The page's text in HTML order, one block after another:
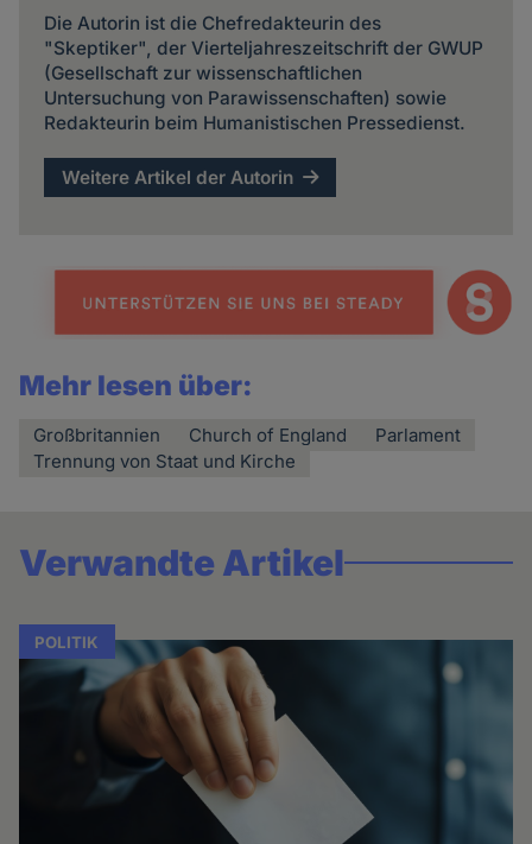
Die Autorin ist die Chefredakteurin des
"Skeptiker", der Vierteljahreszeitschrift der GWUP
(Gesellschaft zur wissenschaftlichen
Untersuchung von Parawissenschaften) sowie
Redakteurin beim Humanistischen Pressedienst.
Weitere Artikel der Autorin
Mehr lesen über:
Großbritannien Church of England
Parlament
Trennung von Staat und Kirche
Verwandte Artikel
POLITIK